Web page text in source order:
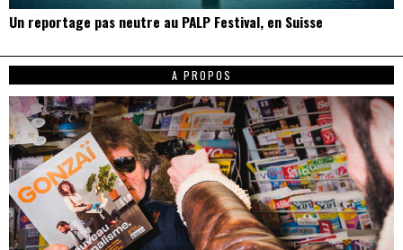
Un reportage pas neutre au PALP Festival, en Suisse
A PROPOS